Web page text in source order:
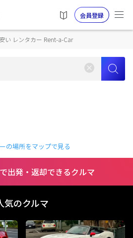
会員登録
い レンタカー Rent-a-Car
の場所をマップで見る
出発・返却できるクルマ
気のクルマ